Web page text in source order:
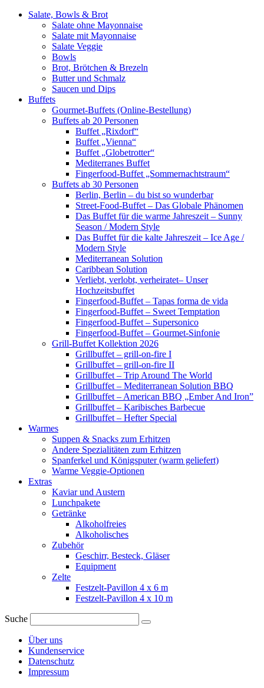
Salate, Bowls & Brot
Salate ohne Mayonnaise
Salate mit Mayonnaise
Salate Veggie
Bowls
Brot, Brötchen & Brezeln
Butter und Schmalz
Saucen und Dips
Buffets
Gourmet-Buffets (Online-Bestellung)
Buffets ab 20 Personen
Buffet „Rixdorf“
Buffet „Vienna“
Buffet „Globetrotter“
Mediterranes Buffet
Fingerfood-Buffet „Sommernachtstraum“
Buffets ab 30 Personen
Berlin, Berlin – du bist so wunderbar
Street-Food-Buffet – Das Globale Phänomen
Das Buffet für die warme Jahreszeit – Sunny
Season / Modern Style
Das Buffet für die kalte Jahreszeit – Ice Age /
Modern Style
Mediterranean Solution
Caribbean Solution
Verliebt, verlobt, verheiratet– Unser
Hochzeitsbuffet
Fingerfood-Buffet – Tapas forma de vida
Fingerfood-Buffet – Sweet Temptation
Fingerfood-Buffet – Supersonico
Fingerfood-Buffet – Gourmet-Sinfonie
Grill-Buffet Kollektion 2026
Grillbuffet – grill-on-fire I
Grillbuffet – grill-on-fire II
Grillbuffet – Trip Around The World
Grillbuffet – Mediterranean Solution BBQ
Grillbuffet – American BBQ „Ember And Iron”
Grillbuffet – Karibisches Barbecue
Grillbuffet – Hefter Special
Warmes
Suppen & Snacks zum Erhitzen
Andere Spezialitäten zum Erhitzen
Spanferkel und Königsputer (warm geliefert)
Warme Veggie-Optionen
Extras
Kaviar und Austern
Lunchpakete
Getränke
Alkoholfreies
Alkoholisches
Zubehör
Geschirr, Besteck, Gläser
Equipment
Zelte
Festzelt-Pavillon 4 x 6 m
Festzelt-Pavillon 4 x 10 m
Suche
Über uns
Kundenservice
Datenschutz
Impressum